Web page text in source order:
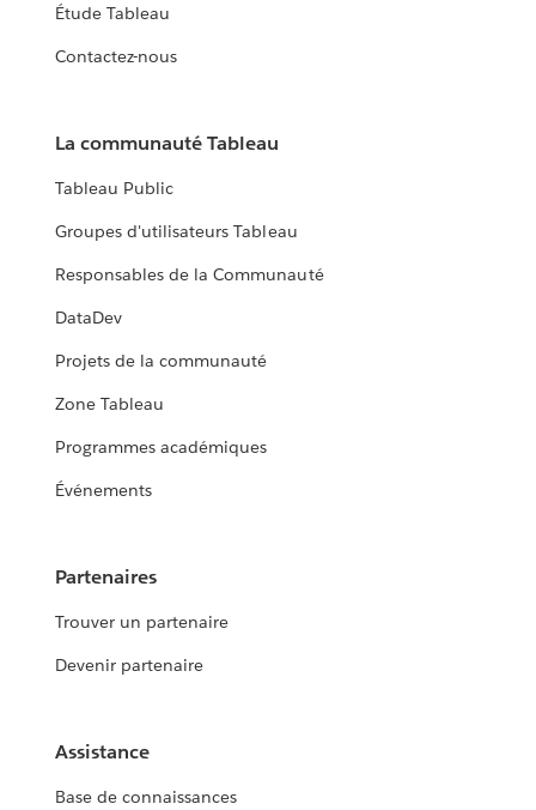
Étude Tableau
Contactez-nous
La communauté Tableau
Tableau Public
Groupes d'utilisateurs Tableau
Responsables de la Communauté
DataDev
Projets de la communauté
Zone Tableau
Programmes académiques
Événements
Partenaires
Trouver un partenaire
Devenir partenaire
Assistance
Base de connaissances